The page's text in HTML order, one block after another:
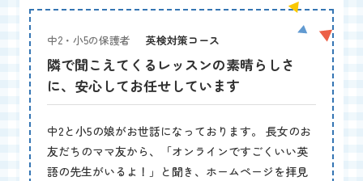
中2・小5の保護者 英検対策コース
隣で聞こえてくるレッスンの素晴らしさ
に、安心してお任せしています
中2と小5の娘がお世話になっております。 長女のお
友だちのママ友から、「オンラインですごくいい英
語の先生がいるよ！」と聞き、ホームページを拝見